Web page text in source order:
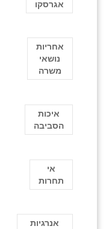
אגרסקו
אחריות
נושאי
משרה
איכות
הסביבה
אי
תחרות
אנרגיות